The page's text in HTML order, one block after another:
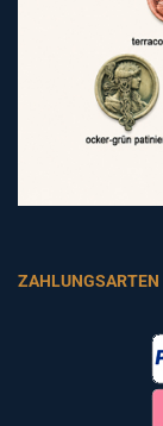
ZAHLUNGSARTEN